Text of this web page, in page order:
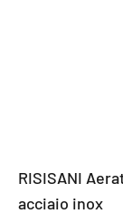
RISISANI
acciaio inox